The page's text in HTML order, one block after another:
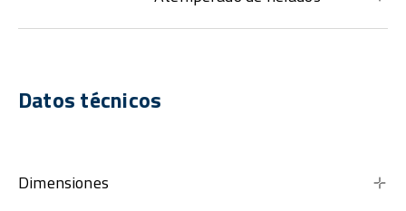
Datos técnicos
Dimensiones